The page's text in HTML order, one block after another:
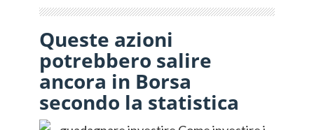
Queste azioni
potrebbero salire
ancora in Borsa
secondo la statistica